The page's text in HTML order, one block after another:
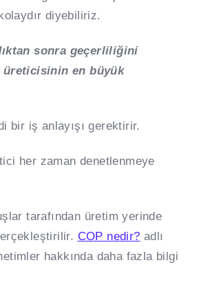
diyebiliriz.
sonra geçerliliğini
üreticisinin en büyük
bir iş anlayışı gerektirir.
her zaman denetlenmeye
tarafından üretim yerinde
COP nedir? adlı
hakkında daha fazla bilgi